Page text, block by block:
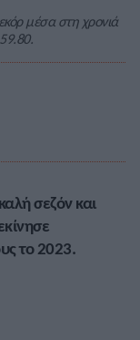
μέσα στη χρονιά
σεζόν και
το 2023.